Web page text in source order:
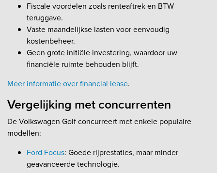
Fiscale voordelen zoals renteaftrek en BTW-
teruggave.
Vaste maandelijkse lasten voor eenvoudig
kostenbeheer.
Geen grote initiële investering, waardoor uw
financiële ruimte behouden blijft.
Meer informatie over financial lease.
Vergelijking met concurrenten
De Volkswagen Golf concurreert met enkele populaire
modellen:
Ford Focus: Goede rijprestaties, maar minder
geavanceerde technologie.